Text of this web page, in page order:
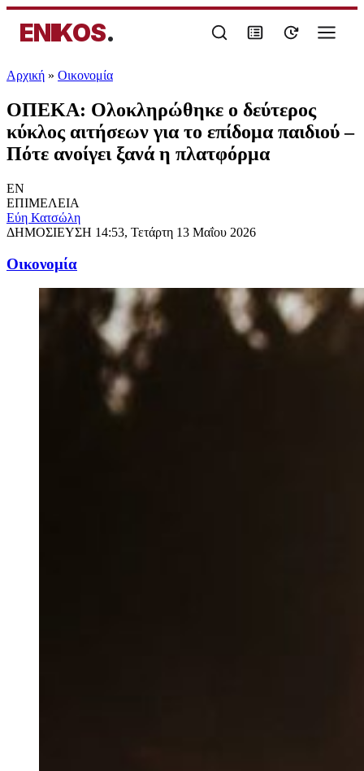
ENIKOS.
Αρχική » Oικονομία
ΟΠΕΚΑ: Ολοκληρώθηκε ο δεύτερος
κύκλος αιτήσεων για το επίδομα παιδιού –
Πότε ανοίγει ξανά η πλατφόρμα
EN
ΕΠΙΜΕΛΕΙΑ
Εύη Κατσώλη
ΔΗΜΟΣΙΕΥΣΗ 14:53, Τετάρτη 13 Μαΐου 2026
Oικονομία